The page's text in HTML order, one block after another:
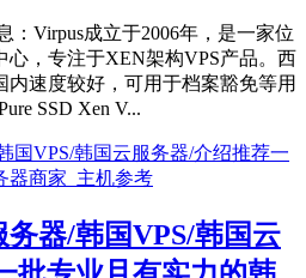
：Virpus成立于2006年，是一家位
心，专注于XEN架构VPS产品。西
内速度较好，可用于档案豁免等用
SSD Xen V...
器/韩国VPS/韩国云